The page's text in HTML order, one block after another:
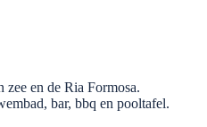
en de Ria Formosa.
bar, bbq en pooltafel.